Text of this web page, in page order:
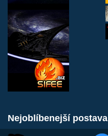
Nejoblíbenejší postava